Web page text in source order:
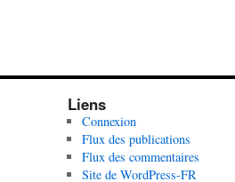
Liens
Connexion
Flux des publications
Flux des commentaires
Site de WordPress-FR